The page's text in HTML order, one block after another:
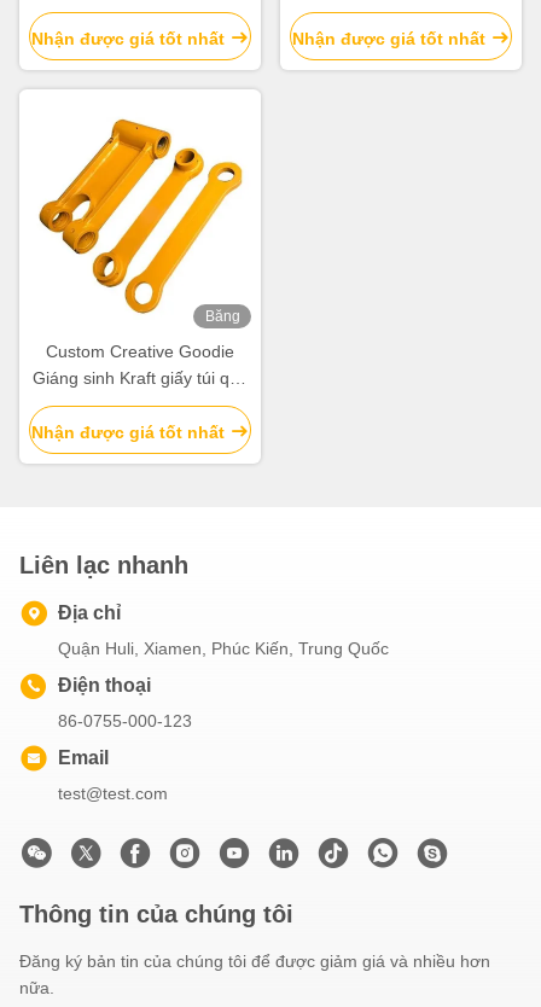
với logo của riêng bạn cho
Xmas Party trang trí
Nhận được giá tốt nhất
với logo của riêng bạn cho
Xmas Party trang trí
Nhận được giá tốt nhất
Băng
Custom Creative Goodie
Giáng sinh Kraft giấy túi quà
với logo của riêng bạn cho
Xmas Party trang trí
Nhận được giá tốt nhất
Liên lạc nhanh
Địa chỉ
Quận Huli, Xiamen, Phúc Kiến, Trung Quốc
Điện thoại
86-0755-000-123
Email
test@test.com
Thông tin của chúng tôi
Đăng ký bản tin của chúng tôi để được giảm giá và nhiều hơn
nữa.